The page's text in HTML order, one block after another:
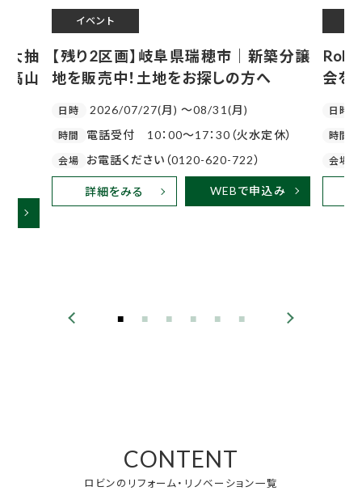
大抽
高山
イベント
【残り2区画】岐阜県瑞穂市｜新築分譲
地を販売中！土地をお探しの方へ
日時 2026/07/27(月) 〜08/31(月)
時間 電話受付 10：00～17：30（火水定休）
会場 お電話ください（0120-620-722）
詳細をみる WEBで申込み
会を
日時
時間
会場
CONTENT
ロビンのリフォーム・リノベーション一覧